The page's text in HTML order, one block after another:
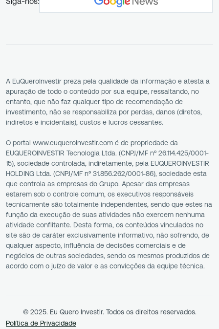
A EuQueroInvestir preza pela qualidade da informação e atesta a
apuração de todo o conteúdo por sua equipe, ressaltando, no
entanto, que não faz qualquer tipo de recomendação de
investimento, não se responsabiliza por perdas, danos (diretos,
indiretos e incidentais), custos e lucros cessantes.
O portal www.euqueroinvestir.com é de propriedade da
EUQUEROINVESTIR Tecnologia Ltda. (CNPJ/MF nº 26.114.425/0001-
15), sociedade controlada, indiretamente, pela EUQUEROINVESTIR
HOLDING Ltda. (CNPJ/MF nº 31.856.262/0001-86), sociedade esta
que controla as empresas do Grupo. Apesar das empresas
estarem sob o controle comum, os executivos responsáveis
tecnicamente são totalmente independentes, sendo que estes na
função da execução de suas atividades não exercem nenhuma
atividade conflitante. Desta forma, os conteúdos vinculados no
site são de caráter exclusivamente informativo, não sofrendo, de
qualquer aspecto, influência de decisões comerciais e de
negócios de outras sociedades, sendo os mesmos produzidos de
acordo com o juízo de valor e as convicções da equipe técnica.
© 2025. Eu Quero Investir. Todos os direitos reservados.
Política de Privacidade